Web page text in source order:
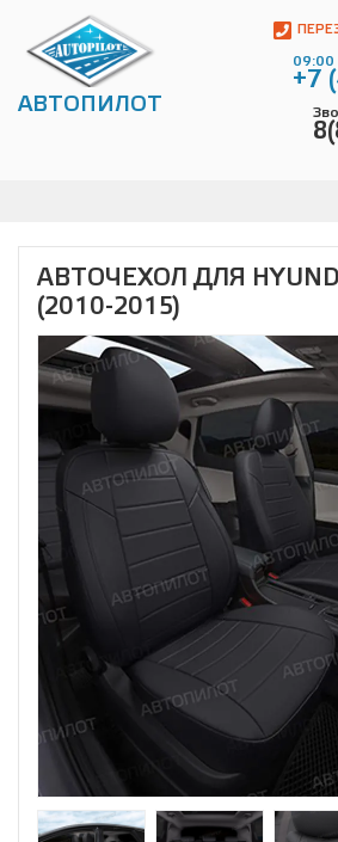
АВТОПИЛОТ
09:00
+7
АВТОЧЕХОЛ ДЛЯ
(2010-2015)
Контакты:
Адрес:
Чагинская
700-
Телефон: +7
(495)
почта:
info@avtopilot1.ru